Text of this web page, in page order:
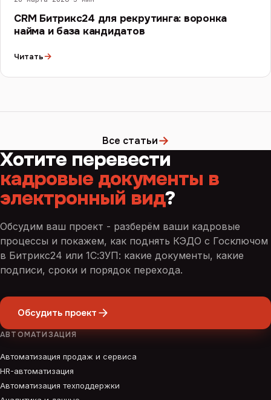
CRM Битрикс24 для рекрутинга: воронка
найма и база кандидатов
Читать→
Все статьи→
Хотите перевести
кадровые документы в
электронный вид?
Обсудим ваш проект - разберём ваши кадровые
процессы и покажем, как поднять КЭДО с Госключом
в Битрикс24 или 1С:ЗУП: какие документы, какие
подписи, сроки и порядок перехода.
Обсудить проект
АВТОМАТИЗАЦИЯ
Автоматизация продаж и сервиса
HR-автоматизация
Автоматизация техподдержки